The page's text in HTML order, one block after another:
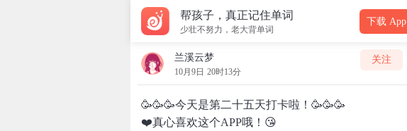
帮孩子，真正记住单词
少壮不努力，老大背单词
下载 App
兰溪云梦
10月9日 20时13分
关注
🥳🥳🥳今天是第二十五天打卡啦！🥳🥳🥳
❤️真心喜欢这个APP哦！😘